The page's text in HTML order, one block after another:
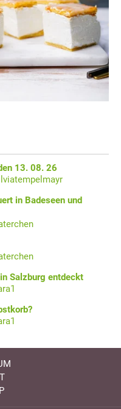
13. 08. 26
in Badeseen und
Salzburg entdeckt